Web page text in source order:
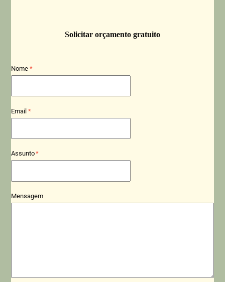
Solicitar orçamento gratuito
Nome *
Email *
Assunto*
Mensagem